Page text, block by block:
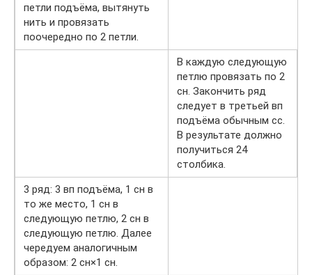
петли подъёма, вытянуть
нить и провязать
поочередно по 2 петли.
В каждую следующую
петлю провязать по 2
сн. Закончить ряд
следует в третьей вп
подъёма обычным сс.
В результате должно
получиться 24
столбика.
3 ряд: 3 вп подъёма, 1 сн в
то же место, 1 сн в
следующую петлю, 2 сн в
следующую петлю. Далее
чередуем аналогичным
образом: 2 сн×1 сн.